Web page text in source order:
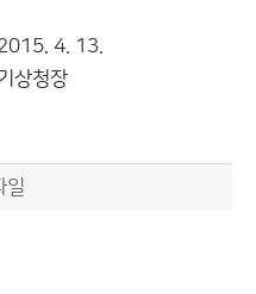
13.
일